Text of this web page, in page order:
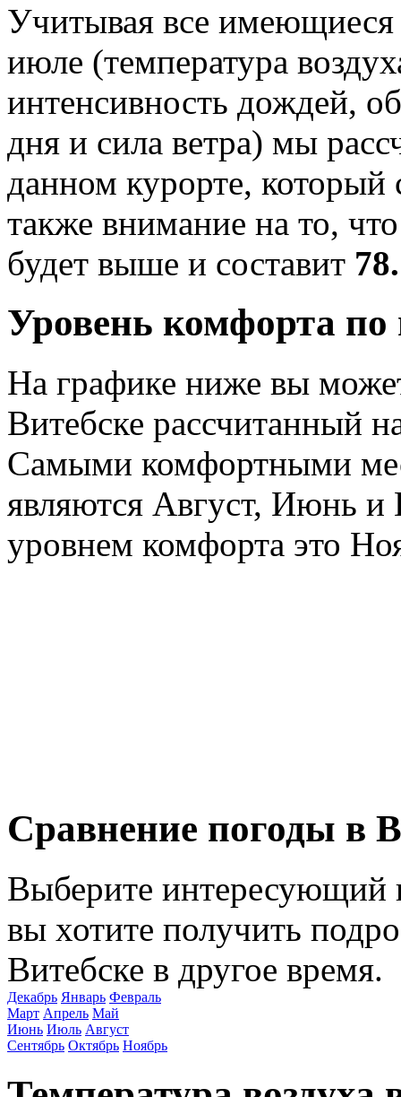
Учитывая все имеющиеся
июле (температура
интенсивность дождей,
дня и сила ветра) мы
данном курорте, который
также внимание на то,
будет выше и составит
Уровень комфорта по
На графике ниже вы
Витебске рассчитанный
Самыми комфортными
являются Август, Июнь
уровнем комфорта это
Сравнение погоды в
Выберите интересующий
вы хотите получить
Витебске в другое время.
Декабрь Январь Февраль
Март Апрель Май
Июнь Июль Август
Сентябрь Октябрь Ноябрь